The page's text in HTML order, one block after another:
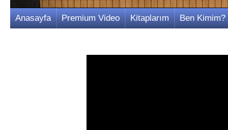
İçeriğe
Anasayfa Premium Video Kitaplarım Ben Kimim?